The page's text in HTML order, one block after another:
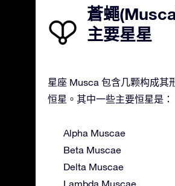
蒼蠅
主要星星
星座 Musca 包含几颗构成其
恒星。其中一些主要恒星是：
Alpha Muscae
Beta Muscae
Delta Muscae
Lambda Muscae